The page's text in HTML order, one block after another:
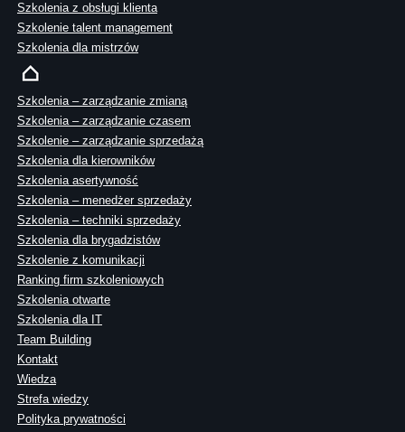
Szkolenia z obsługi klienta
Szkolenie talent management
Szkolenia dla mistrzów
Szkolenia – zarządzanie zmianą
Szkolenia – zarządzanie czasem
Szkolenie – zarządzanie sprzedażą
Szkolenia dla kierowników
Szkolenia asertywność
Szkolenia – menedżer sprzedaży
Szkolenia – techniki sprzedaży
Szkolenia dla brygadzistów
Szkolenie z komunikacji
Ranking firm szkoleniowych
Szkolenia otwarte
Szkolenia dla IT
Team Building
Kontakt
Wiedza
Strefa wiedzy
Polityka prywatności